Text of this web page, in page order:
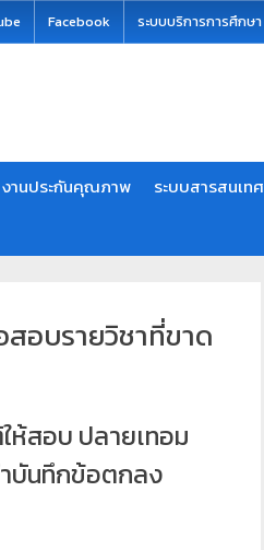
Facebook ระบบบริการการศึกษา
งานประกันคุณภาพ ระบบสารสนเทศ
สอบรายวิชาที่ขาด
ห้สอบ ปลายเทอม
ำบันทึกข้อตกลง